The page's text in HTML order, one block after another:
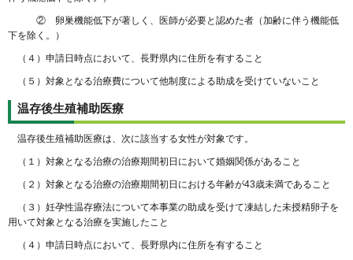
② 卵巣機能低下が著しく、医師が必要と認めた者（加齢に伴う機能低
下を除く。）
（４）申請日時点において、長野県内に住所を有すること
（５）対象となる治療費について他制度による助成を受けていないこと
温存後生殖補助医療
温存後生殖補助医療は、次に該当する女性が対象です。
（１）対象となる治療の治療期間初日において婚姻関係があること
（２）対象となる治療の治療期間初日における年齢が43歳未満であること
（３）妊孕性温存療法について本事業の助成を受けて凍結した未授精卵子を
用いて対象となる治療を実施したこと
（４）申請日時点において、長野県内に住所を有すること